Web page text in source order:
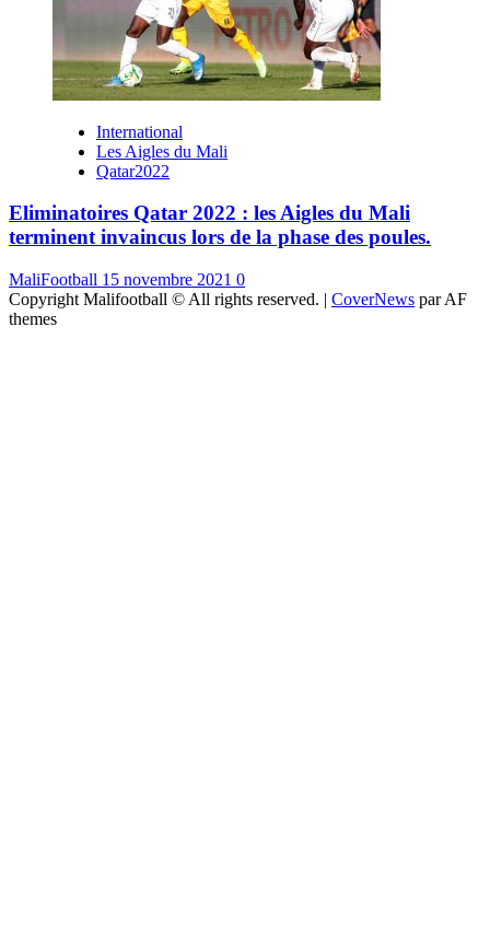
International
Les Aigles du Mali
Qatar2022
Eliminatoires Qatar 2022 : les Aigles du Mali
terminent invaincus lors de la phase des poules.
MaliFootball 15 novembre 2021 0
Copyright Malifootball © All rights reserved. | CoverNews par AF
themes